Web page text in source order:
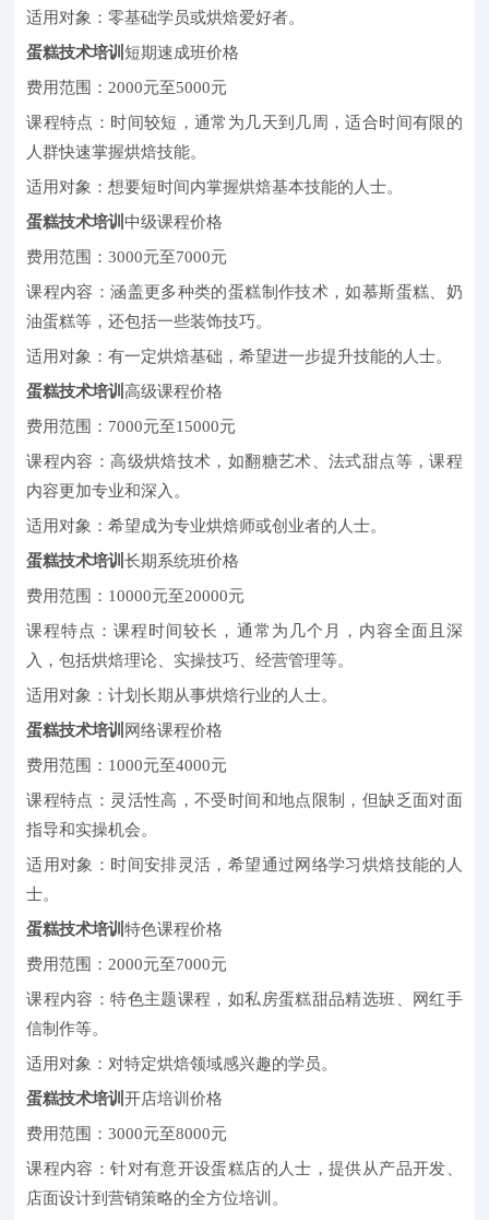
适用对象：零基础学员或烘焙爱好者。
蛋糕技术培训短期速成班价格
费用范围：2000元至5000元
课程特点：时间较短，通常为几天到几周，适合时间有限的
人群快速掌握烘焙技能。
适用对象：想要短时间内掌握烘焙基本技能的人士。
蛋糕技术培训中级课程价格
费用范围：3000元至7000元
课程内容：涵盖更多种类的蛋糕制作技术，如慕斯蛋糕、奶
油蛋糕等，还包括一些装饰技巧。
适用对象：有一定烘焙基础，希望进一步提升技能的人士。
蛋糕技术培训高级课程价格
费用范围：7000元至15000元
课程内容：高级烘焙技术，如翻糖艺术、法式甜点等，课程
内容更加专业和深入。
适用对象：希望成为专业烘焙师或创业者的人士。
蛋糕技术培训长期系统班价格
费用范围：10000元至20000元
课程特点：课程时间较长，通常为几个月，内容全面且深
入，包括烘焙理论、实操技巧、经营管理等。
适用对象：计划长期从事烘焙行业的人士。
蛋糕技术培训 网络课程价格
费用范围：1000元至4000元
课程特点：灵活性高，不受时间和地点限制，但缺乏面对面
指导和实操机会。
适用对象：时间安排灵活，希望通过网络学习烘焙技能的人
士。
蛋糕技术培训特色课程价格
费用范围：2000元至7000元
课程内容：特色主题课程，如私房蛋糕甜品精选班、网红手
信制作等。
适用对象：对特定烘焙领域感兴趣的学员。
蛋糕技术培训开店培训价格
费用范围：3000元至8000元
课程内容：针对有意开设蛋糕店的人士，提供从产品开发、
店面设计到营销策略的全方位培训。